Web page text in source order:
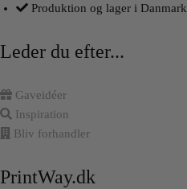
Produktion og lager i Danmark
Leder du efter...
Gaveidéer
Inspiration
Bliv forhandler
PrintWay.dk